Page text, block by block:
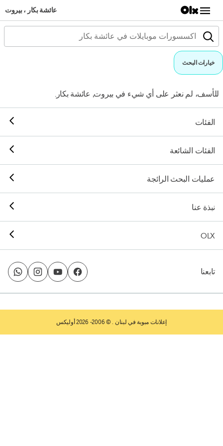
عائشة بكار ، بيروت
خيارات البحث
للأسف، لم نعثر على أي شيء في بيروت, عائشة بكار.
الفئات
الفئات الشائعة
عمليات البحث الرائجة
نبذة عنا
OLX
تابعنا
إعلانات مبوبة في لبنان . © 2006- 2026 أوليكس